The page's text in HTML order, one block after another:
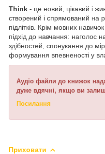
Think - це новий, цікавий і
створений і спрямований на
підлітків. Крім мовних
підхід до навчання: наголос
здібностей, спонукання до
формування впевненості у
Аудіо файли до книжок
дуже вдячні, якщо ви
Посилання
Приховати